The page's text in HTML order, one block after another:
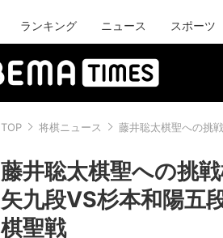
ランキング ニュース スポーツ
TOP 将棋ニュース 藤井聡太棋聖への挑
藤井聡太棋聖への挑
矢九段VS杉本和陽五
棋聖戦